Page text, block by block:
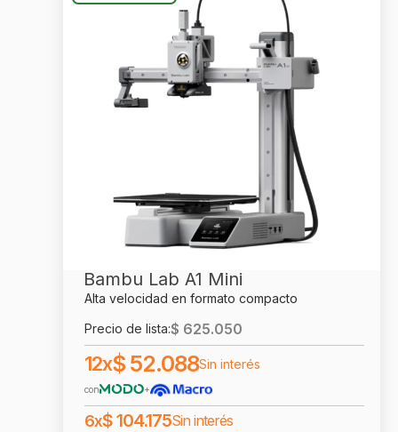
Bambu Lab A1 Mini
Alta velocidad en formato compacto
Precio de lista:$ 625.050
12x$52.088Sin interés
con +
6x$104.175Sin interés